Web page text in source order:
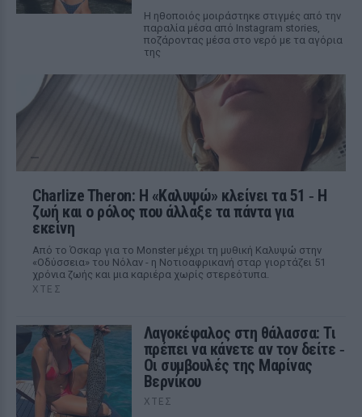
Η ηθοποιός μοιράστηκε στιγμές από την
παραλία μέσα από Instagram stories,
ποζάροντας μέσα στο νερό με τα αγόρια
της
Charlize Theron: Η «Καλυψώ» κλείνει τα 51 ‑ H
ζωή και ο ρόλος που άλλαξε τα πάντα για
εκείνη
Από το Όσκαρ για το Monster μέχρι τη μυθική Καλυψώ στην
«Οδύσσεια» του Νόλαν - η Νοτιοαφρικανή σταρ γιορτάζει 51
χρόνια ζωής και μια καριέρα χωρίς στερεότυπα.
ΧΤΕΣ
Λαγοκέφαλος στη θάλασσα: Τι
πρέπει να κάνετε αν τον δείτε ‑
Οι συμβουλές της Μαρίνας
Βερνίκου
ΧΤΕΣ